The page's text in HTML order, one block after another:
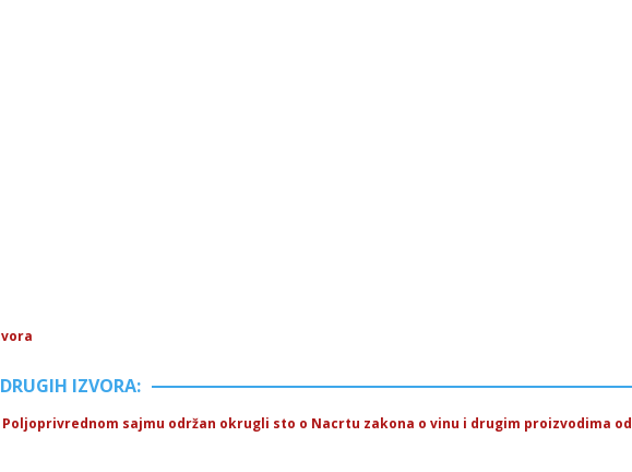
IZVORA:
Poljoprivrednom sajmu održan okrugli sto o Nacrtu zakona o vinu i drugim proizvodima od